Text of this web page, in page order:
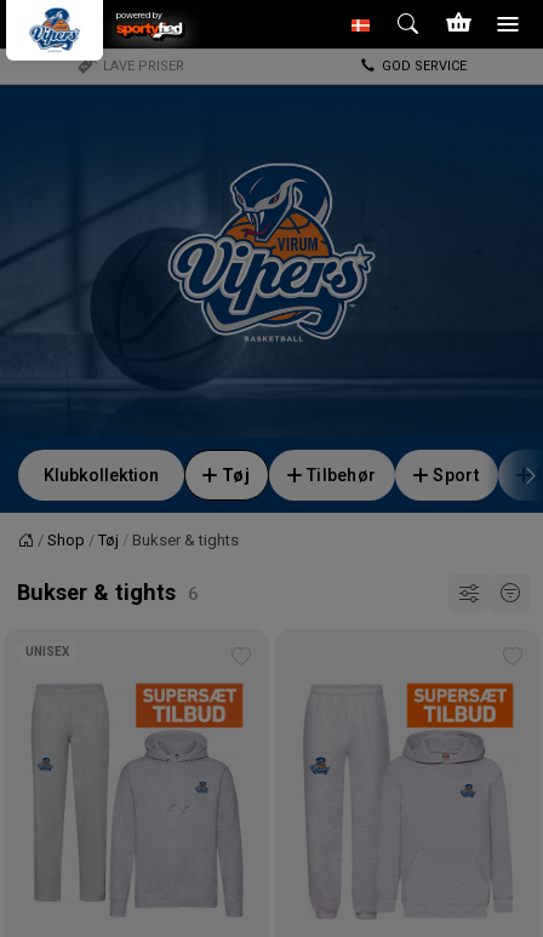
powered by
LAVE PRISER GOD SERVICE
Klubkollektion Tøj Tilbehør Sport
Forside
Shop Tøj Bukser & tights
Bukser & tights
ønskeliste
UNISEX